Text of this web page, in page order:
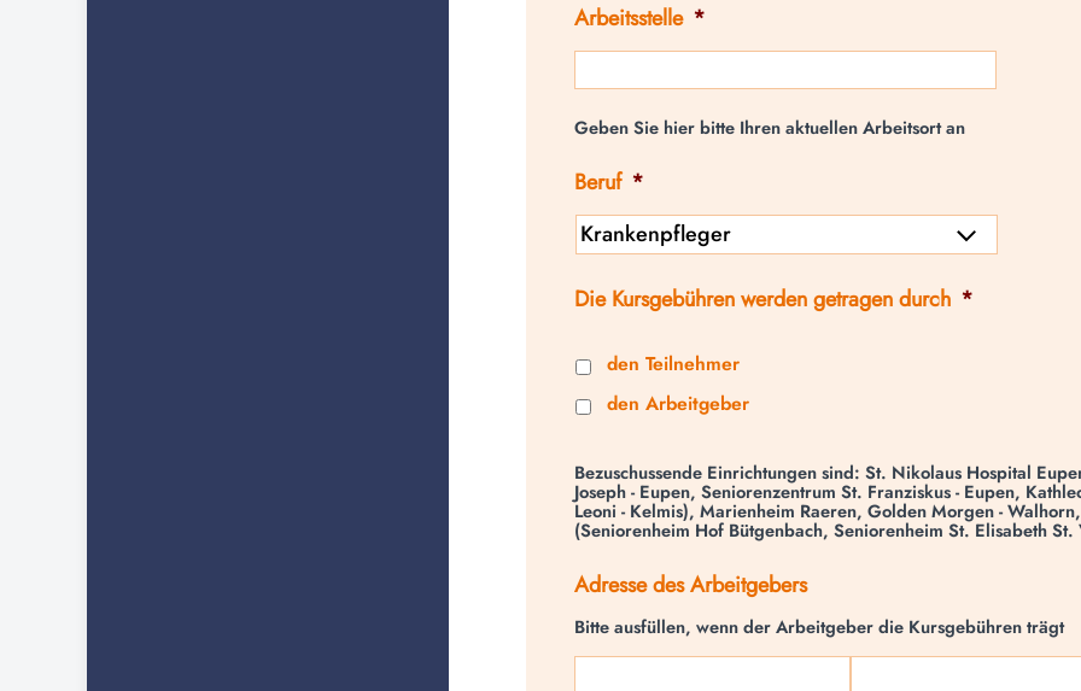
Arbeitsstelle *
Geben Sie hier bitte Ihren aktuellen Arbeitsort an
Beruf *
Die Kursgebühren werden getragen durch *
den Teilnehmer
den Arbeitgeber
Bezuschussende Einrichtungen sind: St. Nikolaus Hospital
Joseph - Eupen, Seniorenzentrum St. Franziskus - Eupen,
Leoni - Kelmis), Marienheim Raeren, Golden Morgen -
(Seniorenheim Hof Bütgenbach, Seniorenheim St. Elisabeth St.
Adresse des Arbeitgebers
Bitte ausfüllen, wenn der Arbeitgeber die Kursgebühren trägt